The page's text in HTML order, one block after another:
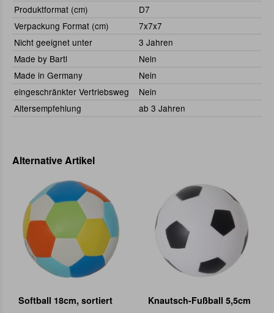
Produktformat (cm)
D7
Verpackung Format (cm)
7x7x7
Nicht geeignet unter
3 Jahren
Made by Bartl
Nein
Made in Germany
Nein
eingeschränkter Vertriebsweg
Nein
Altersempfehlung
ab 3 Jahren
Alternative Artikel
Softball 18cm, sortiert
Knautsch-Fußball 5,5cm